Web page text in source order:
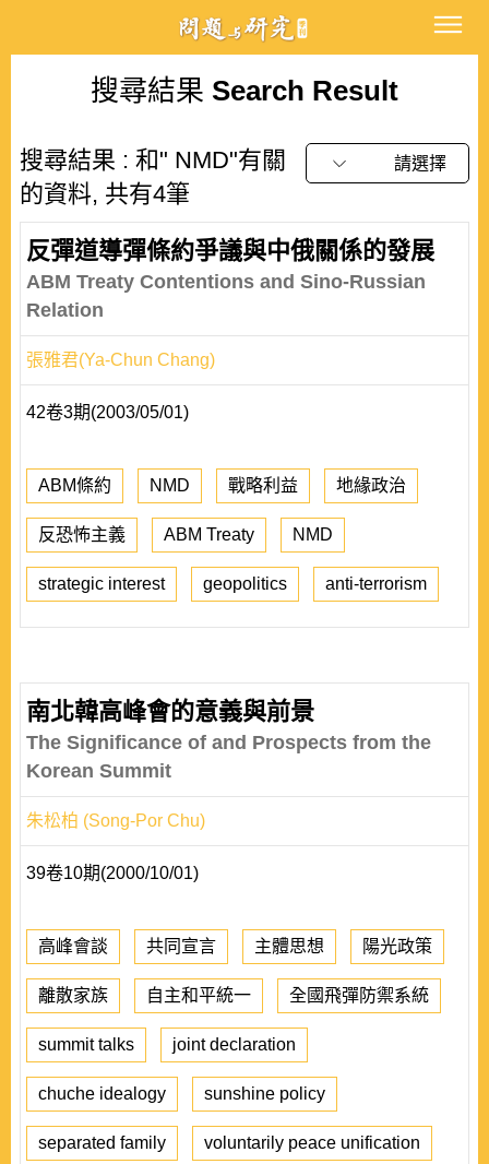
搜尋結果 Search Result
搜尋結果 : 和" NMD"有關
的資料, 共有4筆
請選擇
反彈道導彈條約爭議與中俄關係的發展
ABM Treaty Contentions and Sino-Russian
Relation
張雅君(Ya-Chun Chang)
42卷3期(2003/05/01)
ABM條約 NMD 戰略利益 地緣政治
反恐怖主義 ABM Treaty NMD
strategic interest geopolitics anti-terrorism
南北韓高峰會的意義與前景
The Significance of and Prospects from the
Korean Summit
朱松柏 (Song-Por Chu)
39卷10期(2000/10/01)
高峰會談 共同宣言 主體思想 陽光政策
離散家族 自主和平統一 全國飛彈防禦系統
summit talks joint declaration
chuche idealogy sunshine policy
separated family voluntarily peace unification